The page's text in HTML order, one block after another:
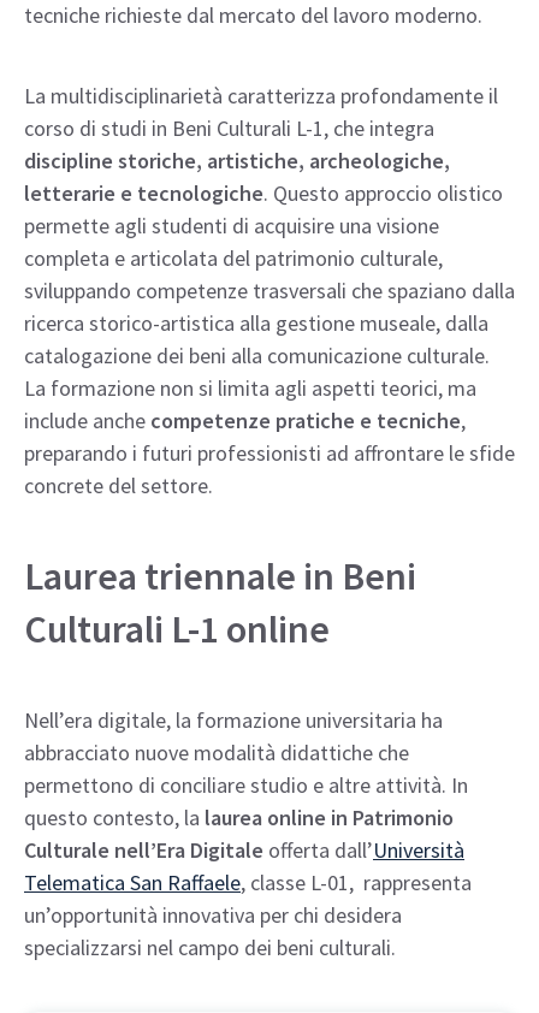
tecniche richieste dal mercato del lavoro moderno.
La multidisciplinarietà caratterizza profondamente il
corso di studi in Beni Culturali L-1, che integra
discipline storiche, artistiche, archeologiche,
letterarie e tecnologiche. Questo approccio olistico
permette agli studenti di acquisire una visione
completa e articolata del patrimonio culturale,
sviluppando competenze trasversali che spaziano dalla
ricerca storico-artistica alla gestione museale, dalla
catalogazione dei beni alla comunicazione culturale.
La formazione non si limita agli aspetti teorici, ma
include anche competenze pratiche e tecniche,
preparando i futuri professionisti ad affrontare le sfide
concrete del settore.
Laurea triennale in Beni
Culturali L-1 online
Nell’era digitale, la formazione universitaria ha
abbracciato nuove modalità didattiche che
permettono di conciliare studio e altre attività. In
questo contesto, la laurea online in Patrimonio
Culturale nell’Era Digitale offerta dall’Università
Telematica San Raffaele, classe L-01, rappresenta
un’opportunità innovativa per chi desidera
specializzarsi nel campo dei beni culturali.